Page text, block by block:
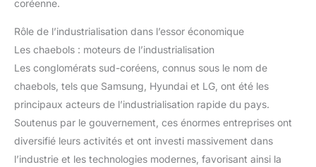
coréenne.
Rôle de l’industrialisation dans l’essor économique
Les chaebols : moteurs de l’industrialisation
Les conglomérats sud-coréens, connus sous le nom de
chaebols, tels que Samsung, Hyundai et LG, ont été les
principaux acteurs de l’industrialisation rapide du pays.
Soutenus par le gouvernement, ces énormes entreprises ont
diversifié leurs activités et ont investi massivement dans
l’industrie et les technologies modernes, favorisant ainsi la